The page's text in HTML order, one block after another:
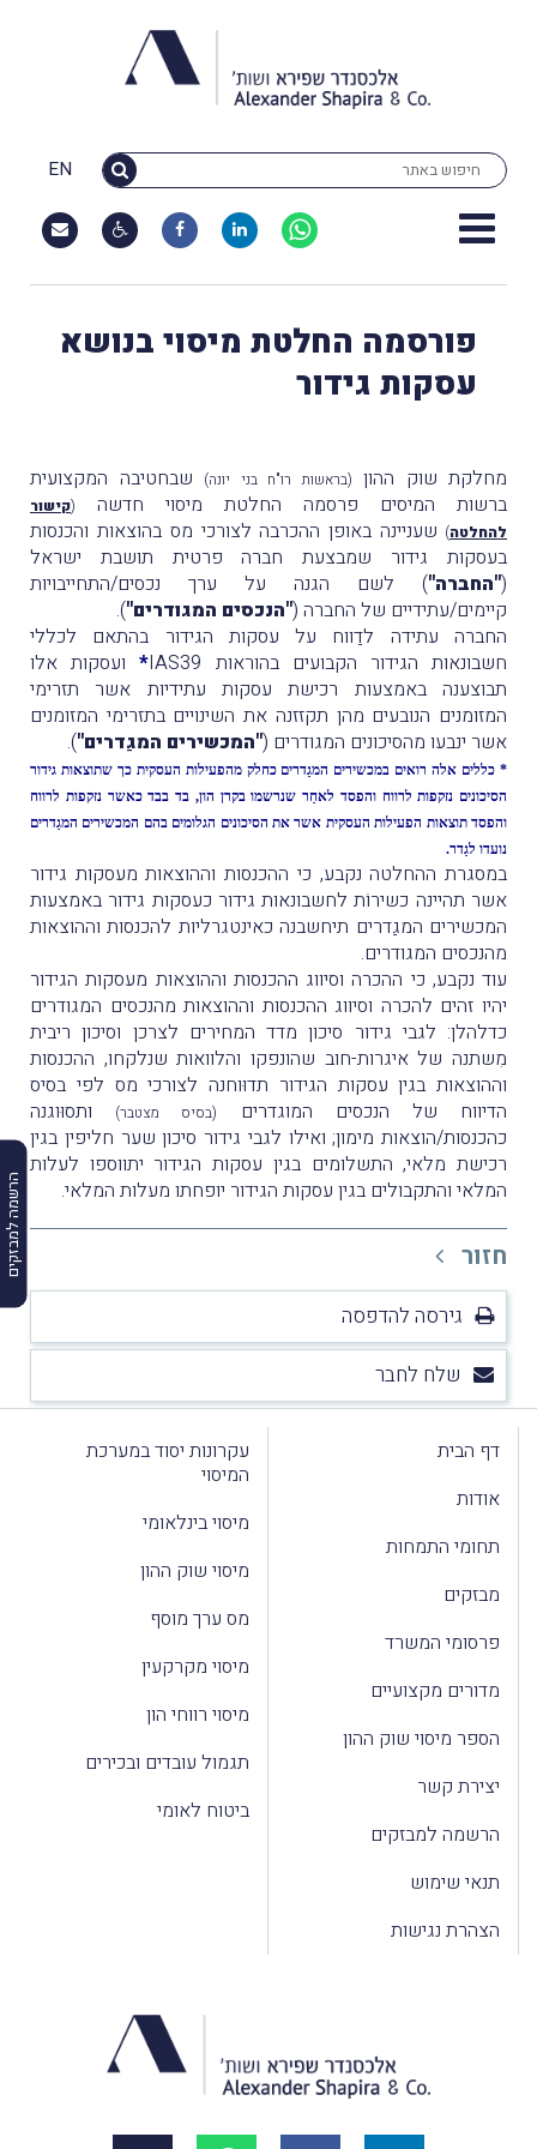
EN
הרשמה למבזקים
פורסמה החלטת מיסוי בנושא
עסקות גידור
מחלקת שוק ההון (בראשות רו"ח בני יונה)
שבחטיבה המקצועית
ברשות המיסים פרסמה החלטת מיסוי חדשה
(קישור
להחלטה) שעניינה באופן ההכרבה לצורכי מס בהוצאות והכנסות
בעסקות גידור שמבצעת חברה פרטית תושבת ישראל
("החברה") לשם הגנה על ערך נכסים/התחייבויות
קיימים/עתידיים של החברה ("הנכסים המגודרים").
החברה עתידה לדַווח על עסקות הגידור בהתאם לכללי
חשבונאות הגידור הקבועים בהוראות IAS39
*ועסקות אלו
תבוצענה באמצעות רכישת עסקות עתידיות אשר תזרימי
המזומנים הנובעים מהן תקזזנה את השינויים בתזרימי המזומנים
אשר ינבעו מהסיכונים המגודרים ("המכשירים המגַדרים").
* כללים אלה רואים במכשירים המגַדרים כחלק מהפעילות העסקית כך שתוצאות גידור
הסיכונים נזקפות לרווח והפסד לאחַר שנרשמו בקרן הון, בד בבד כאשר נזקפות לרווח
והפסד תוצאות הפעילות העסקית אשר את הסיכונים הגלומים בהם המכשירים המגַדרים
נועדו לגַדר.
במסגרת ההחלטה נקבע, כי ההכנסות וההוצאות מעסקות גידור
אשר תהיינה כשירוֹת לחשבונאות גידור כעסקות גידור באמצעות
המכשירים המגַדרים תיחשבנה כאינטגרליות להכנסות וההוצאות
מהנכסים המגודרים.
עוד נקבע, כי ההכרה וסיווג ההכנסות וההוצאות מעסקות הגידור
יהיו זהים להכרה וסיווג ההכנסות וההוצאות מהנכסים המגודרים
כדלהלן: לגבי גידור סיכון מדד המחירים לצרכן וסיכון ריבית
מִשתנה של איגרות-חוב שהונפקו והלוואות שנלקחו, ההכנסות
וההוצאות בגין עסקות הגידור תדוּוחנה לצורכי מס לפי בסיס
הדיווח של הנכסים המוגדרים
(בסיס מצטבר)
ותסוּוגנה
כהכנסות/הוצאות מימון; ואילו לגבי גידור סיכון שער חליפין בגין
רכישת מלאי, התשלומים בגין עסקות הגידור יתווספו לעלות
המלאי והתקבולים בגין עסקות הגידור יופחתו מעלות המלאי.
חזור
גירסה להדפסה
שלח לחבר
דף הבית
אודות
תחומי התמחות
מבזקים
פרסומי המשרד
מדורים מקצועיים
הספר מיסוי שוק ההון
יצירת קשר
הרשמה למבזקים
תנאי שימוש
הצהרת נגישות
עקרונות יסוד במערכת
המיסוי
מיסוי בינלאומי
מיסוי שוק ההון
מס ערך מוסף
מיסוי מקרקעין
מיסוי רווחי הון
תגמול עובדים ובכירים
ביטוח לאומי